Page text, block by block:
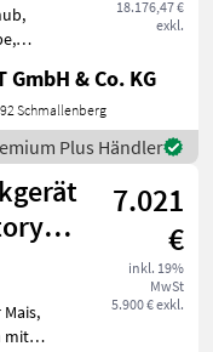
18.176,47 €
exkl.
–
für
=
GmbH & Co. KG
Schmallenberg
Plus Händler
/ 7
7.021
€
inkl. 19%
MwSt
5.900 € exkl.